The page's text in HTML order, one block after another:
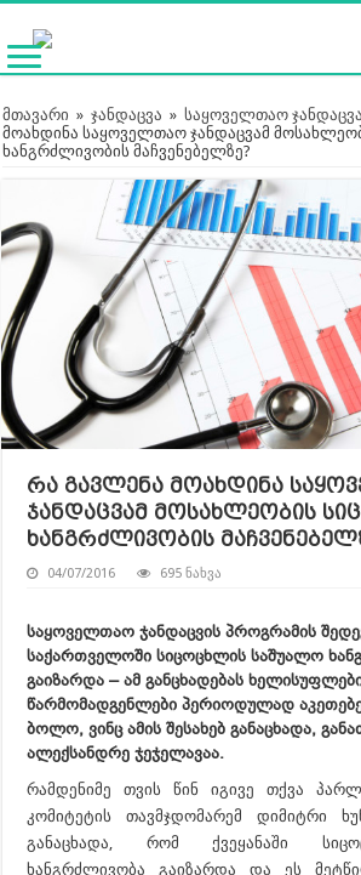
მთავარი » ჯანდაცვა » საყოველთაო ჯანდაცვა
მოახდინა საყოველთაო ჯანდაცვამ
ხანგრძლივობის მაჩვენებელზე?
რა გავლენა მოახდინა
ჯანდაცვამ მოსახლეობის
ხანგრძლივობის
04/07/2016 695 ნახვა
საყოველთაო ჯანდაცვის პროგრამის
საქართველოში სიცოცხლის საშუალო
გაიზარდა – ამ განცხადებას
წარმომადგენლები პერიოდულად
ბოლო, ვინც ამის შესახებ განაცხადა,
ალექსანდრე ჯეჯელავაა.
რამდენიმე თვის წინ იგივე თქვა
კომიტეტის თავმჯდომარემ დიმიტრი
განაცხადა, რომ ქვეყანაში
ხანგრძლივობა გაიზარდა და ეს